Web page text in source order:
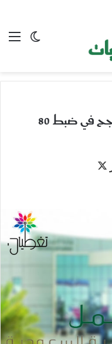
الوضع
مكتب العمل في القطيف ينجح في ضبط 80